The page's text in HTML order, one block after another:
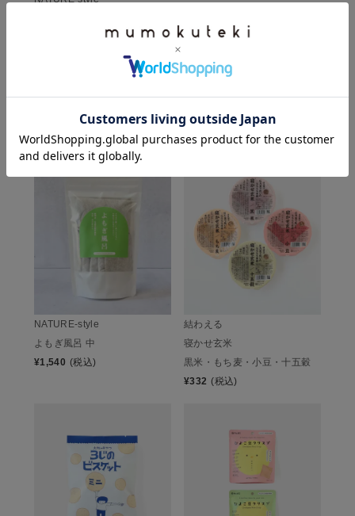
CHECKED ITEM
この商品を見た人は、こちらもチェックしています
NATURE-style
よもぎ風呂 中
¥1,540 (税込)
結わえる
寝かせ玄米
黒米・もち麦・小豆・十五穀
¥332 (税込)